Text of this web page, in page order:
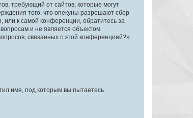
требующий от сайтов, которые могут
того, что опекуны разрешают сбор
к самой конференции, обратитесь за
и не является объектом
связанных с этой конференцией?».
имя, под которым вы пытаетесь